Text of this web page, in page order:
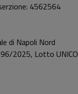
4562564
di Napoli Nord
2025, Lotto UNICO